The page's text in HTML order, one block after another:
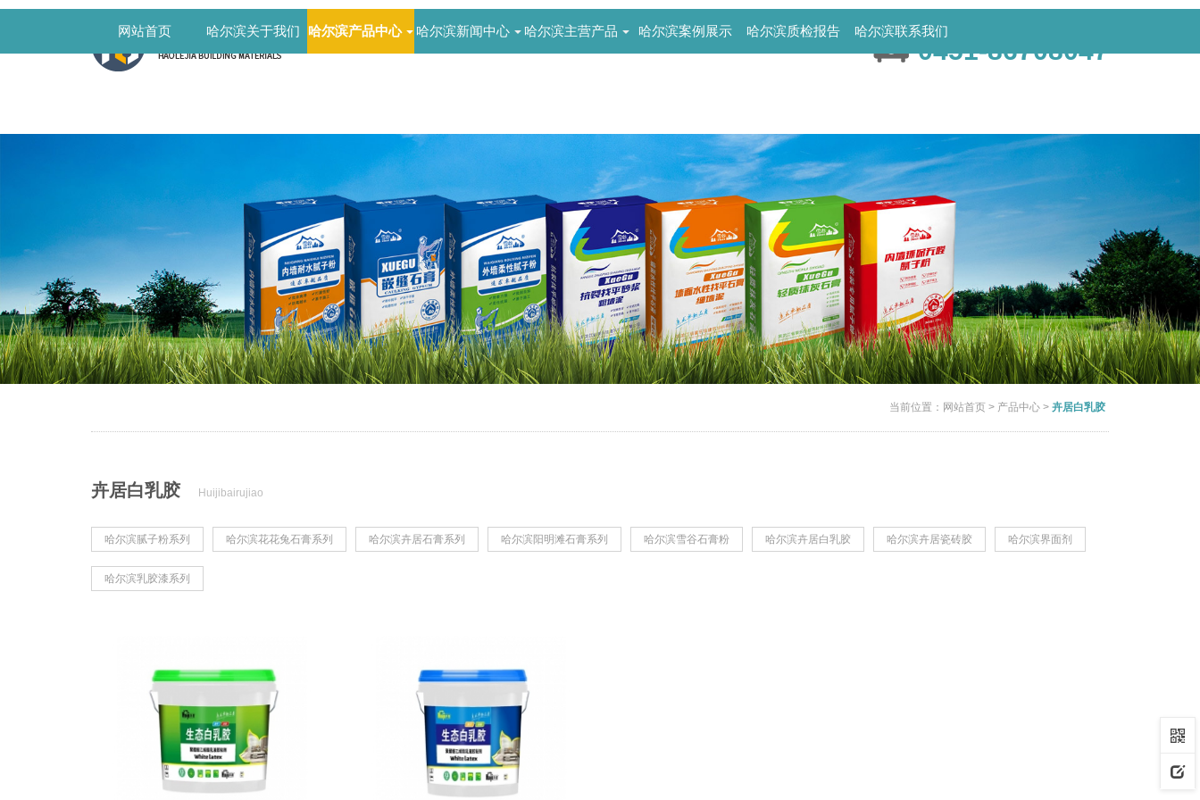
全国服务热线:
0451-86708047
网站首页 哈尔滨关于我们 哈尔滨产品中心 哈尔滨新闻中心 哈尔滨主营产品 哈尔滨案例展示 哈尔滨质检报告 哈尔滨联系我们
当前位置： 网站首页 > 产品中心 > 卉居白乳胶
卉居白乳胶 Huijibairujiao
哈尔滨腻子粉系列 哈尔滨花花兔石膏系列 哈尔滨卉居石膏系列 哈尔滨阳明滩石膏系列 哈尔滨雪谷石膏粉 哈尔滨卉居白乳胶 哈尔滨卉居瓷砖胶 哈尔滨界面剂
哈尔滨乳胶漆系列